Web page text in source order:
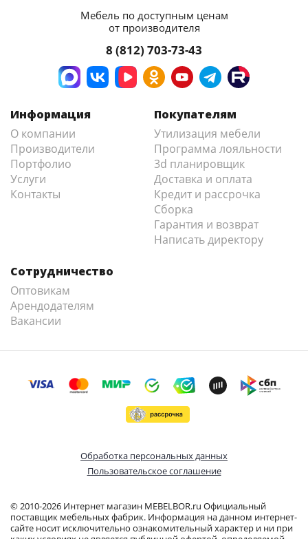
Мебель по доступным ценам
от производителя
8 (812) 703-73-43
Информация
О компании
Производители
Портфолио
Услуги
Контакты
Покупателям
Утилизация мебели
Программа лояльности
3d планировщик
Доставка и оплата
Кредит и рассрочка
Сборка
Гарантия и возврат
Написать директору
Сотрудничество
Оптовикам
Арендодателям
Вакансии
© 2010-2026 Интернет магазин MEBELBOR.ru Официальный
поставщик мебельных фабрик. Информация на данном интернет-
сайте носит исключительно ознакомительный характер и ни при
Обработка персональных данных
Пользовательское соглашение